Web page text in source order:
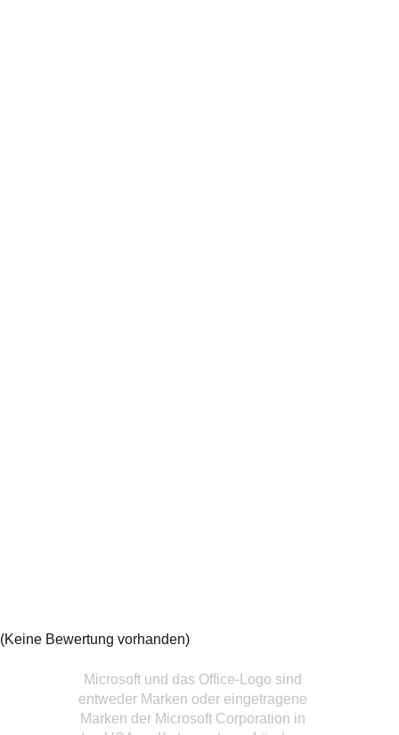
(Keine Bewertung vorhanden)
Microsoft und das Office-Logo sind
entweder Marken oder eingetragene
Marken der Microsoft Corporation in